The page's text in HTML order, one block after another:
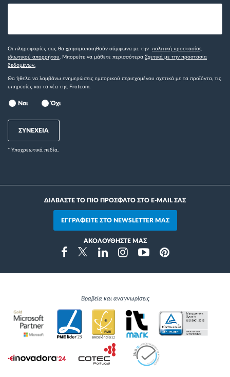
Οι πληροφορίες σας θα χρησιμοποιηθούν σύμφωνα με την πολιτική προστασίας
ιδιωτικού απορρήτου . Μπορείτε να μάθετε περισσότερα Σχετικά με την προστασία
δεδομένων.
Θα ήθελα να λαμβάνω ενημερώσεις εμπορικού περιεχομένου σχετικά με τα προϊόντα, τις
υπηρεσίες και τα νέα της Frotcom.
Ναι Όχι
ΣΥΝΕΧΕΙΑ
* Yποχρεωτικά πεδία.
ΔΙΑΒΑΣΤΕ ΤΟ ΠΙΟ ΠΡΟΣΦΑΤΟ ΣΤΟ E-MAIL ΣΑΣ
ΕΓΓΡΑΦΕΙΤΕ ΣΤΟ NEWSLETTER ΜΑΣ
ΑΚΟΛΟΥΘΗΣΤΕ ΜΑΣ
FacebookTwitterLinkedinInstragramYoutubePinterest
Βραβεία και αναγνωρίσεις